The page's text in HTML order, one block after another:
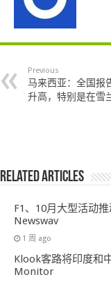
Previous
马来西亚：全国报
升高，特别是在雪
Related Articles
F1、10月大型活动
Newswav
1 周 ago
Klook客路将印度和
Monitor